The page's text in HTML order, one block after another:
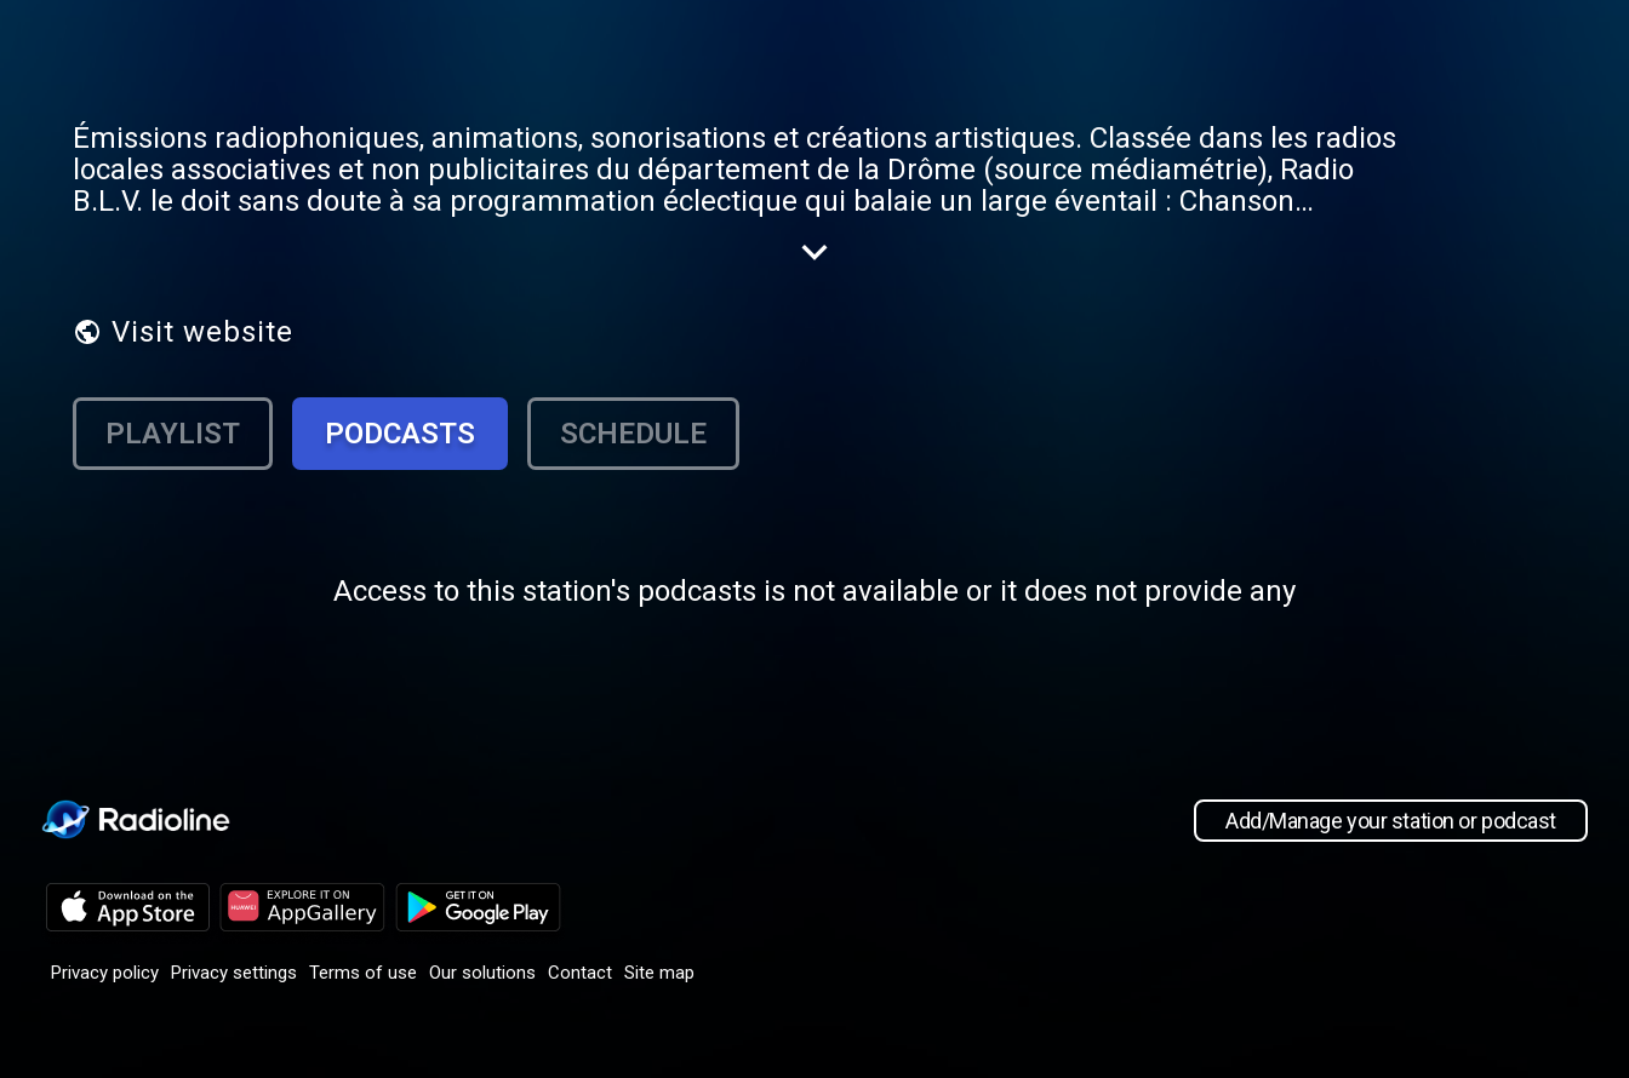
Émissions radiophoniques, animations, sonorisations et créations artistiques. Classée dans les radios
locales associatives et non publicitaires du département de la Drôme (source médiamétrie), Radio
B.L.V. le doit sans doute à sa programmation éclectique qui balaie un large éventail : Chanson
Visit website
PLAYLIST PODCASTS SCHEDULE
Access to this station's podcasts is not available or it does not provide any
Add/Manage your station or podcast
Privacy policy Privacy settings Terms of use Our solutions Contact Site map